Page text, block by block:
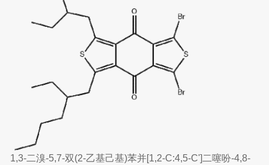
1,3-二溴-5,7-双(2-乙基己基)苯并[1,2-C:4,5-C']二噻吩-4,8-